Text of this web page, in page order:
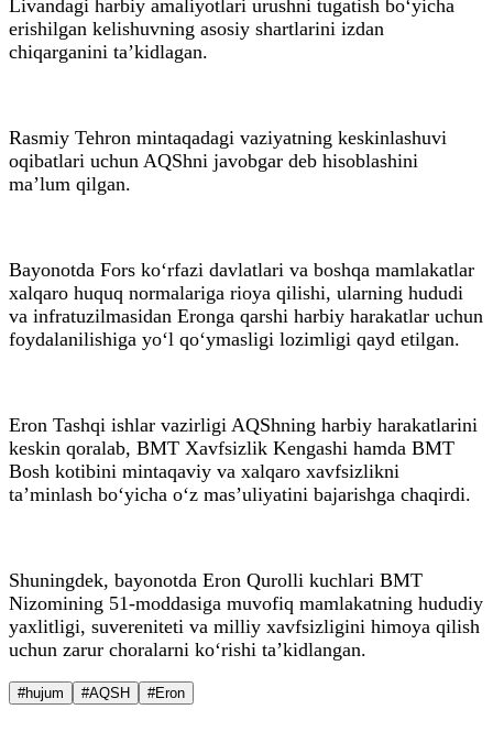
Livandagi harbiy amaliyotlari urushni tugatish bo‘yicha
erishilgan kelishuvning asosiy shartlarini izdan
chiqarganini ta’kidlagan.
Rasmiy Tehron mintaqadagi vaziyatning keskinlashuvi
oqibatlari uchun AQShni javobgar deb hisoblashini
ma’lum qilgan.
Bayonotda Fors ko‘rfazi davlatlari va boshqa mamlakatlar
xalqaro huquq normalariga rioya qilishi, ularning hududi
va infratuzilmasidan Eronga qarshi harbiy harakatlar uchun
foydalanilishiga yo‘l qo‘ymasligi lozimligi qayd etilgan.
Eron Tashqi ishlar vazirligi AQShning harbiy harakatlarini
keskin qoralab, BMT Xavfsizlik Kengashi hamda BMT
Bosh kotibini mintaqaviy va xalqaro xavfsizlikni
ta’minlash bo‘yicha o‘z mas’uliyatini bajarishga chaqirdi.
Shuningdek, bayonotda Eron Qurolli kuchlari BMT
Nizomining 51-moddasiga muvofiq mamlakatning hududiy
yaxlitligi, suvereniteti va milliy xavfsizligini himoya qilish
uchun zarur choralarni ko‘rishi ta’kidlangan.
#hujum #AQSH #Eron